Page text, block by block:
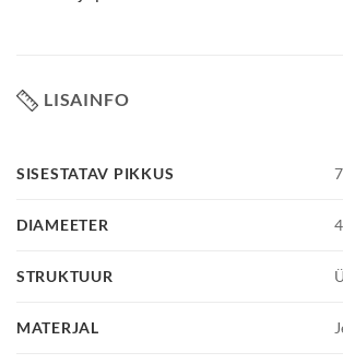
LISAINFO
SISESTATAV PIKKUS 7
DIAMEETER
STRUKTUUR
MATERJAL